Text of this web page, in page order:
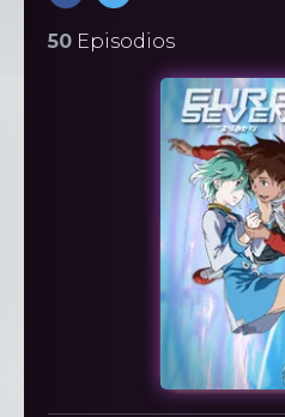
50 Episodios